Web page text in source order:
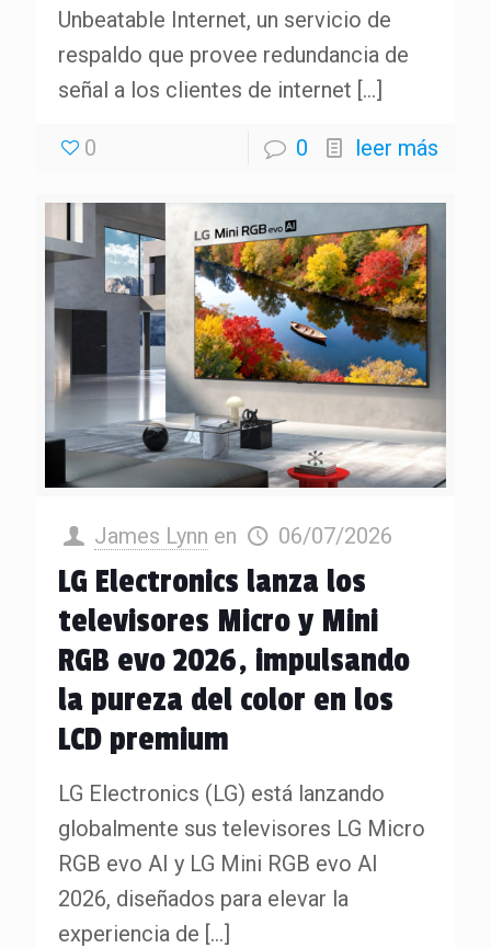
Unbeatable Internet, un servicio de
respaldo que provee redundancia de
señal a los clientes de internet […]
0 0 leer más
James Lynn en 06/07/2026
LG Electronics lanza los
televisores Micro y Mini
RGB evo 2026, impulsando
la pureza del color en los
LCD premium
LG Electronics (LG) está lanzando
globalmente sus televisores LG Micro
RGB evo AI y LG Mini RGB evo AI
2026, diseñados para elevar la
experiencia de […]